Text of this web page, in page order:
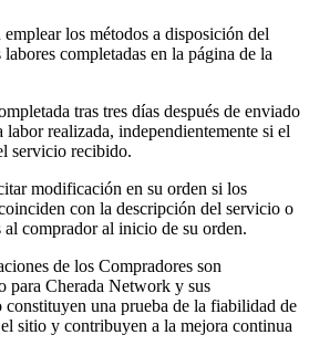
los métodos a disposición del
completadas en la página de la
tras tres días después de enviado
realizada, independientemente si el
servicio recibido.
modificación en su orden si los
con la descripción del servicio o
al comprador al inicio de su orden.
de los Compradores son
para Cherada Network y sus
una prueba de la fiabilidad de
sitio y contribuyen a la mejora continua